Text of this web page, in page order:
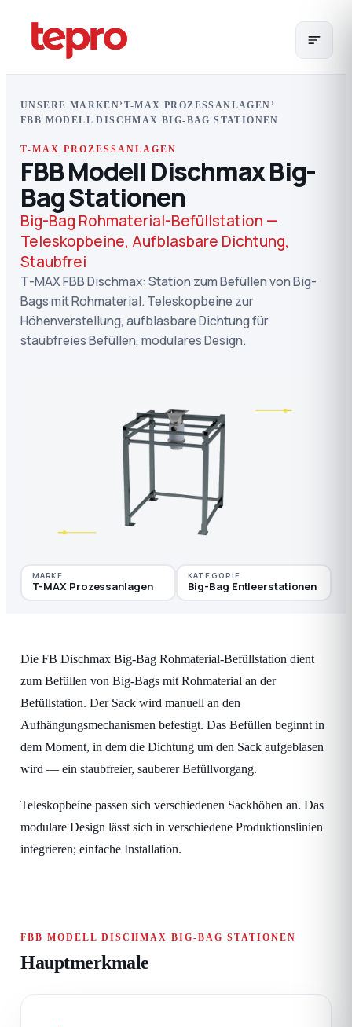
UNSERE MARKEN›T-MAX PROZESSANLAGEN ›
FBB MODELL DISCHMAX BIG-BAG STATIONEN
T-MAX PROZESSANLAGEN
FBB Modell Dischmax Big-
Bag Stationen
Big-Bag Rohmaterial-Befüllstation —
Teleskopbeine, Aufblasbare Dichtung,
Staubfrei
T-MAX FBB Dischmax: Station zum Befüllen von Big-
Bags mit Rohmaterial. Teleskopbeine zur
Höhenverstellung, aufblasbare Dichtung für
staubfreies Befüllen, modulares Design.
MARKE
T-MAX Prozessanlagen
KATEGORIE
Big-Bag Entleerstationen
Die FB Dischmax Big-Bag Rohmaterial-Befüllstation dient
zum Befüllen von Big-Bags mit Rohmaterial an der
Befüllstation. Der Sack wird manuell an den
Aufhängungsmechanismen befestigt. Das Befüllen beginnt in
dem Moment, in dem die Dichtung um den Sack aufgeblasen
wird — ein staubfreier, sauberer Befüllvorgang.
Teleskopbeine passen sich verschiedenen Sackhöhen an. Das
modulare Design lässt sich in verschiedene Produktionslinien
integrieren; einfache Installation.
FBB MODELL DISCHMAX BIG-BAG STATIONEN
Hauptmerkmale